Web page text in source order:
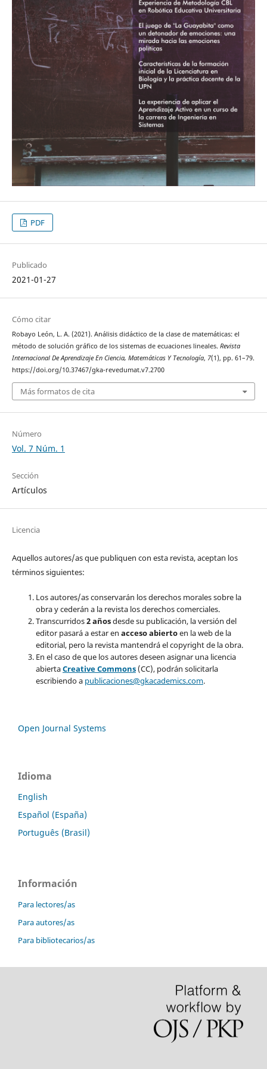
PDF
Publicado
2021-01-27
Cómo citar
Robayo León, L. A. (2021). Análisis didáctico de la clase de matemáticas: el
método de solución gráfico de los sistemas de ecuaciones lineales. Revista
Internacional De Aprendizaje En Ciencia, Matemáticas Y Tecnología, 7(1), pp. 61–79.
https://doi.org/10.37467/gka-revedumat.v7.2700
Más formatos de cita
Número
Vol. 7 Núm. 1
Sección
Artículos
Licencia
Aquellos autores/as que publiquen con esta revista, aceptan los
términos siguientes:
Los autores/as conservarán los derechos morales sobre la
obra y cederán a la revista los derechos comerciales.
Transcurridos2 añosdesde su publicación, la versión del
editor pasará a estar en acceso abiertoen la web de la
editorial, pero la revista mantendrá el copyright de la obra.
En el caso de que los autores deseen asignar una licencia
abiertaCreative Commons(CC), podrán solicitarla
escribiendo a publicaciones@gkacademics.com.
Open Journal Systems
Idioma
English
Español (España)
Português (Brasil)
Información
Para lectores/as
Para autores/as
Para bibliotecarios/as